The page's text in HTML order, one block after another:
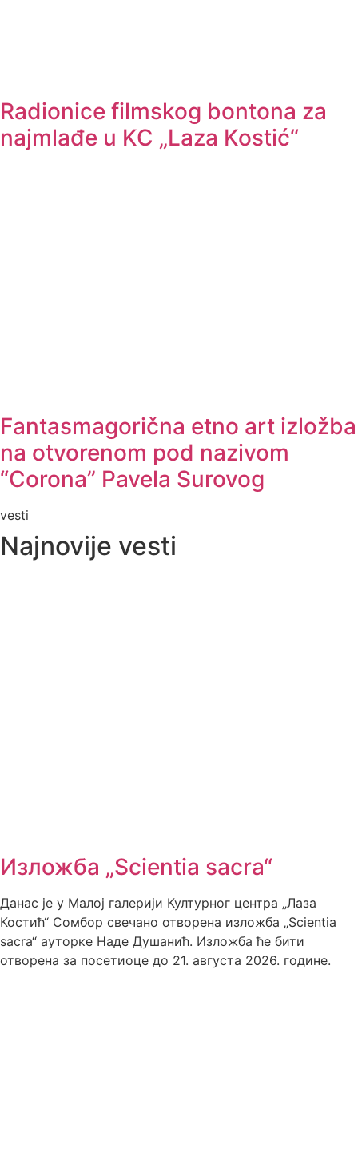
Radionice filmskog bontona za
najmlađe u KC „Laza Kostić“
Fantasmagorična etno art izložba
na otvorenom pod nazivom
“Corona” Pavela Surovog
vesti
Najnovije vesti
Изложба „Scientia sacra“
Данас је у Малој галерији Културног центра „Лаза
Костић“ Сомбор свечано отворена изложба „Scientia
sacra“ ауторке Наде Душанић. Изложба ће бити
отворена за посетиоце до 21. августа 2026. године.